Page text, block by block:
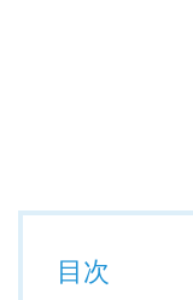
目次